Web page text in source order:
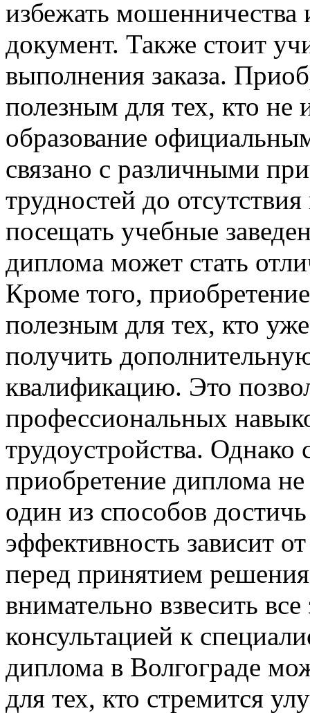
избежать мошенничества
документ. Также стоит
выполнения заказа.
полезным для тех, кто не
образование
связано с различными
трудностей до
посещать учебные
диплома может стать
Кроме того,
полезным для тех, кто
получить
квалификацию. Это
профессиональных
трудоустройства. Однако
приобретение диплома
один из способов
эффективность зависит
перед принятием
внимательно взвесить
консультацией к
диплома в Волгограде
для тех, кто стремится